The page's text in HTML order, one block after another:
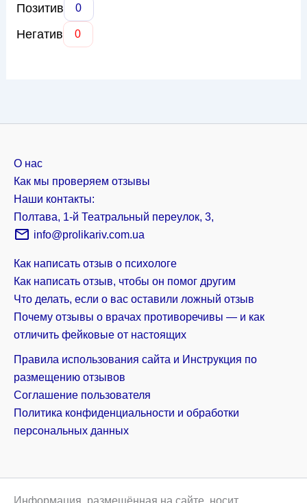
Позитив 0
Негатив 0
О нас
Как мы проверяем отзывы
Наши контакты:
Полтава, 1-й Театральный переулок, 3,
info@prolikariv.com.ua
Как написать отзыв о психологе
Как написать отзыв, чтобы он помог другим
Что делать, если о вас оставили ложный отзыв
Почему отзывы о врачах противоречивы — и как
отличить фейковые от настоящих
Правила использования сайта и Инструкция по
размещению отзывов
Соглашение пользователя
Политика конфиденциальности и обработки
персональных данных
Информация, размещённая на сайте, носит